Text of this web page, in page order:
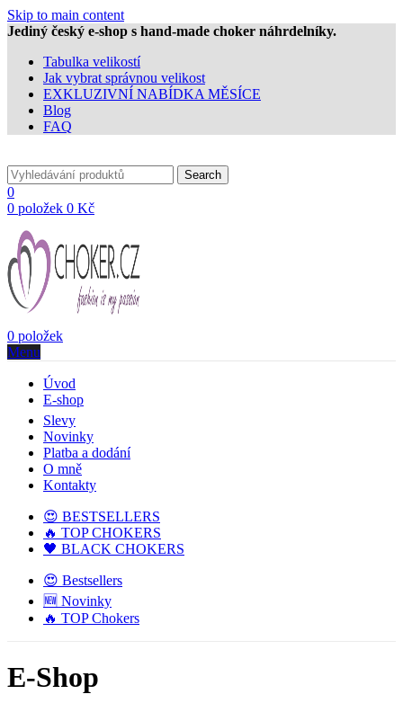
Skip to main content
Jediný český e-shop s hand-made choker náhrdelníky.
Tabulka velikostí
Jak vybrat správnou velikost
EXKLUZIVNÍ NABÍDKA MĚSÍCE
Blog
FAQ
Search
0
0 položek 0 Kč
0 položek
Menu
Úvod
E-shop
Slevy
Novinky
Platba a dodání
O mně
Kontakty
😍 BESTSELLERS
🔥 TOP CHOKERS
🖤 BLACK CHOKERS
😍 Bestsellers
🆕 Novinky
🔥 TOP Chokers
E-Shop